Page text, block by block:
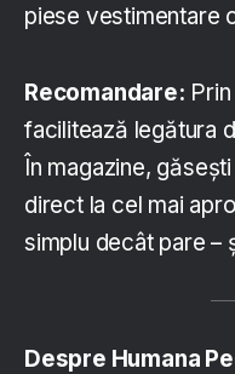
piese vestimentare
Recomandare:
facilitează legătura
În magazine,
direct la cel mai
simplu decât pare –
Despre Humana